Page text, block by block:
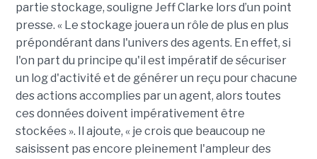
partie stockage, souligne Jeff Clarke lors d’un point
presse. « Le stockage jouera un rôle de plus en plus
prépondérant dans l'univers des agents. En effet, si
l'on part du principe qu'il est impératif de sécuriser
un log d'activité et de générer un reçu pour chacune
des actions accomplies par un agent, alors toutes
ces données doivent impérativement être
stockées ». Il ajoute, « je crois que beaucoup ne
saisissent pas encore pleinement l'ampleur des